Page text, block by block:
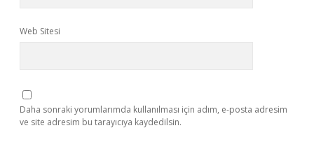
Web Sitesi
Daha sonraki yorumlarımda kullanılması için adım, e-posta adresim
ve site adresim bu tarayıcıya kaydedilsin.